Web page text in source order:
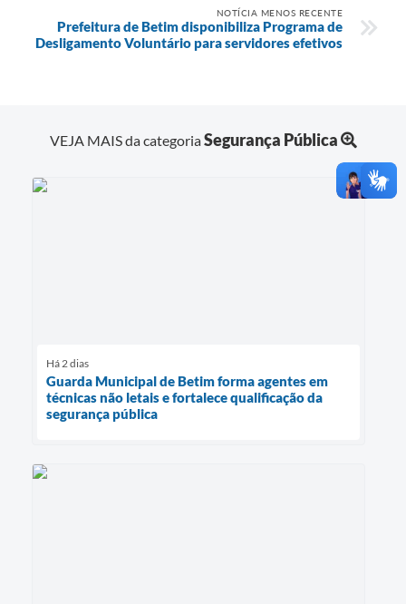
NOTÍCIA MENOS RECENTE
Prefeitura de Betim disponibiliza Programa de
Desligamento Voluntário para servidores efetivos
VEJA MAIS da categoriaSegurança Pública
Há 2 dias
Guarda Municipal de Betim forma agentes em
técnicas não letais e fortalece qualificação da
segurança pública